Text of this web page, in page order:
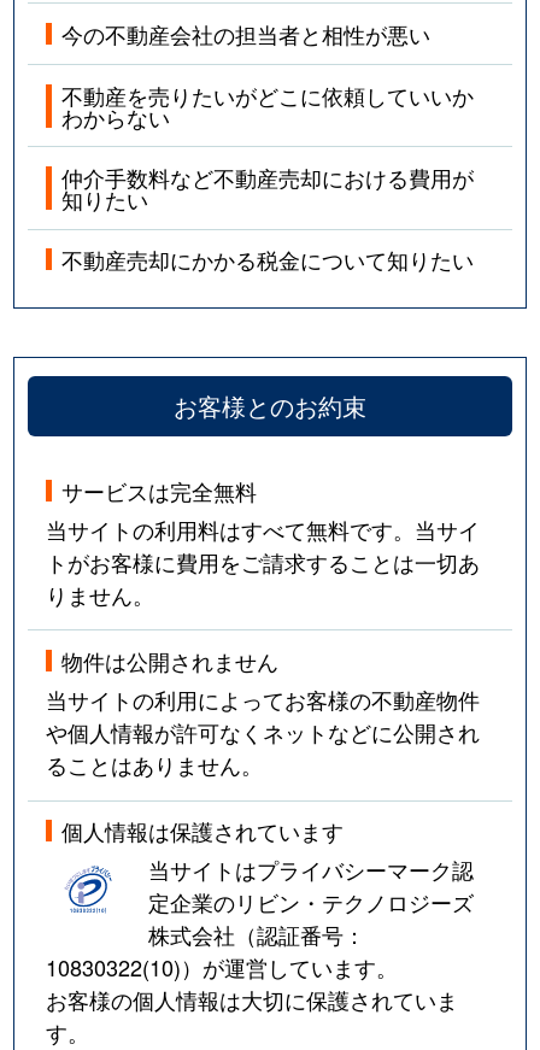
今の不動産会社の担当者と相性が悪い
不動産を売りたいがどこに依頼していいか
わからない
仲介手数料など不動産売却における費用が
知りたい
不動産売却にかかる税金について知りたい
お客様とのお約束
サービスは完全無料
当サイトの利用料はすべて無料です。当サイ
トがお客様に費用をご請求することは一切あ
りません。
物件は公開されません
当サイトの利用によってお客様の不動産物件
や個人情報が許可なくネットなどに公開され
ることはありません。
個人情報は保護されています
当サイトはプライバシーマーク認
定企業のリビン・テクノロジーズ
株式会社（認証番号：
10830322(10)）が運営しています。
お客様の個人情報は大切に保護されていま
す。